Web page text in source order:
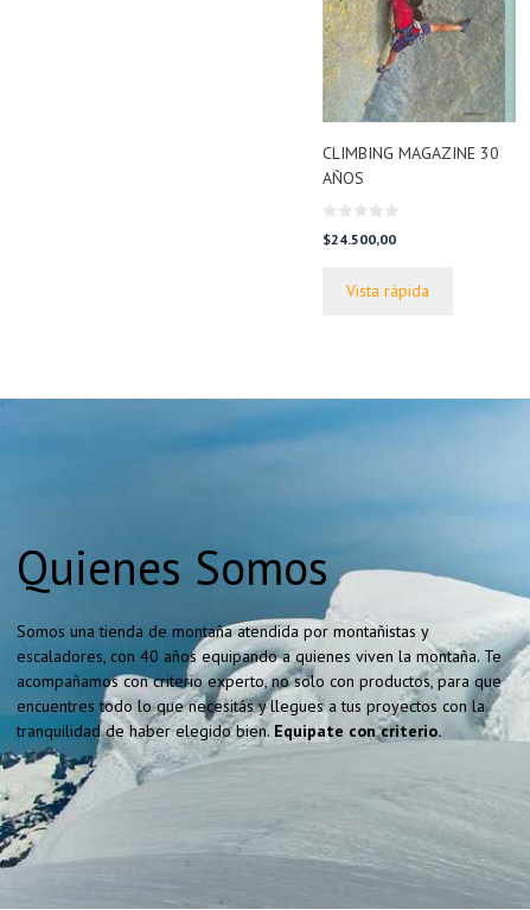
CLIMBING MAGAZINE 30
AÑOS
0
d
$24.500,00
Vista rápida
Quienes Somos
Somos una tienda de montaña atendida por montañistas y
escaladores, con 40 años equipando a quienes viven la montaña. Te
acompañamos con criterio experto, no solo con productos, para que
encuentres todo lo que necesitás y llegues a tus proyectos con la
tranquilidad de haber elegido bien.Equipate con criterio.